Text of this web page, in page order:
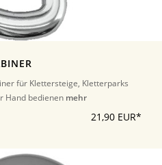
für Klettersteige, Kletterparks
Hand bedienen mehr
21,90 EUR*